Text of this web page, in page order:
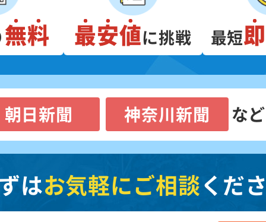
無料 最安値に挑戦 最短
朝日新聞 神奈川新聞 な
はお気軽にご相談くだ